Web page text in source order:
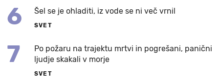
6 Šel se je ohladiti, iz vode se ni več vrnil
SVET
7
Po požaru na trajektu mrtvi in pogrešani, panični
ljudje skakali v morje
SVET